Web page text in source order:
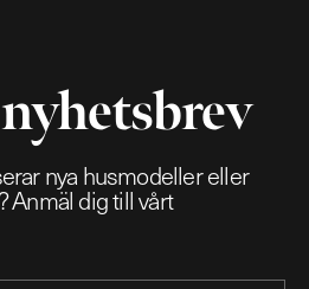
nya husmodeller eller
Anmäl dig till vårt